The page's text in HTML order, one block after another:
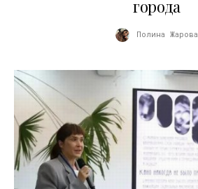
города
Полина Жарова